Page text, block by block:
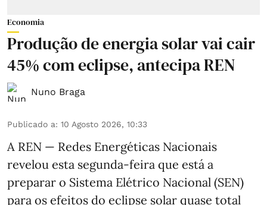
Economia
Produção de energia solar vai cair
45% com eclipse, antecipa REN
Nuno Braga
Publicado a: 10 Agosto 2026, 10:33
A REN — Redes Energéticas Nacionais
revelou esta segunda-feira que está a
preparar o Sistema Elétrico Nacional (SEN)
para os efeitos do eclipse solar quase total